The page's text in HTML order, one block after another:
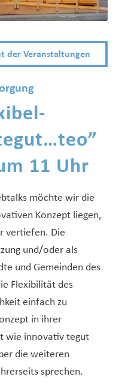
der Veranstaltungen
11 Uhr
möchte wir die
Konzept liegen,
vertiefen. Die
und/oder als
und Gemeinden des
Flexibilität des
einfach zu
in ihrer
wie innovativ tegut
die weiteren
sprechen.